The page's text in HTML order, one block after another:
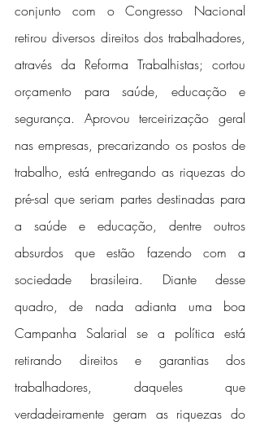
conjunto com o Congresso Nacional
retirou diversos direitos dos trabalhadores,
através da Reforma Trabalhistas; cortou
orçamento para saúde, educação e
segurança. Aprovou terceirização geral
nas empresas, precarizando os postos de
trabalho, está entregando as riquezas do
pré-sal que seriam partes destinadas para
a saúde e educação, dentre outros
absurdos que estão fazendo com a
sociedade brasileira. Diante desse
quadro, de nada adianta uma boa
Campanha Salarial se a política está
retirando direitos e garantias dos
trabalhadores, daqueles que
verdadeiramente geram as riquezas do